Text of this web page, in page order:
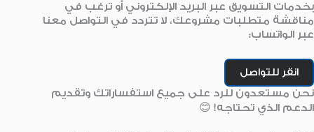
بخدمات التسويق عبر البريد الإلكتروني أو ترغب في
مناقشة متطلبات مشروعك، لا تتردد في التواصل معنا
عبر الواتساب:
انقر للتواصل
نحن مستعدون للرد على جميع استفساراتك وتقديم
الدعم الذي تحتاجه! 😊